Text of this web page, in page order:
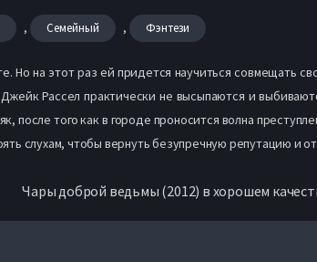
, Семейный , Фэнтези
Но на этот раз ей придется научиться совмещать
Рассел практически не высыпаются и
после того как в городе проносится волна
слухам, чтобы вернуть безупречную репутацию и
Чары доброй ведьмы (2012) в хорошем